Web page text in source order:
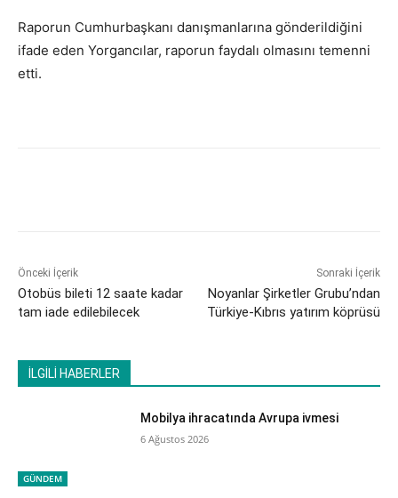
Raporun Cumhurbaşkanı danışmanlarına gönderildiğini
ifade eden Yorgancılar, raporun faydalı olmasını temenni
etti.
Önceki İçerik
​Otobüs bileti 12 saate kadar
tam iade edilebilecek
Sonraki İçerik
​Noyanlar Şirketler Grubu’ndan
Türkiye-Kıbrıs yatırım köprüsü
İLGİLİ HABERLER
GÜNDEM
Mobilya ihracatında Avrupa ivmesi
6 Ağustos 2026